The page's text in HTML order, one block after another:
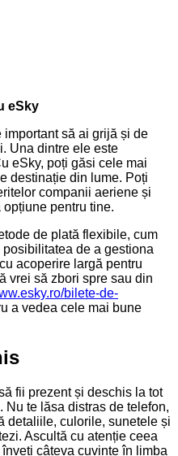
eSky
important să ai grijă și de
Una dintre ele este
eSky, poți găsi cele mai
destinație din lume. Poți
companii aeriene și
pentru tine.
de plată flexibile, cum
de a gestiona
acoperire largă pentru
vrei să zbori spre sau din
bilete-de-
a vedea cele mai bune
fii prezent și deschis la tot
te lăsa distras de telefon,
detaliile, culorile, sunetele și
Ascultă cu atenție ceea
câteva cuvinte în limba